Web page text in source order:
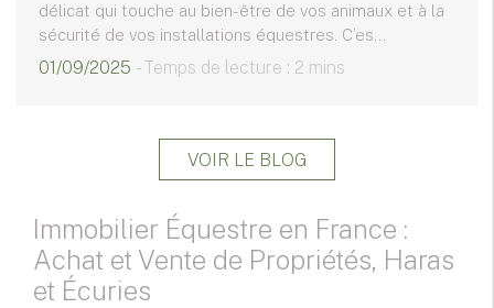
délicat qui touche au bien-être de vos animaux et à la
sécurité de vos installations équestres. C’es...
01/09/2025 - Temps de lecture : 2 mins
VOIR LE BLOG
Immobilier Équestre en France :
Achat et Vente de Propriétés, Haras
et Écuries